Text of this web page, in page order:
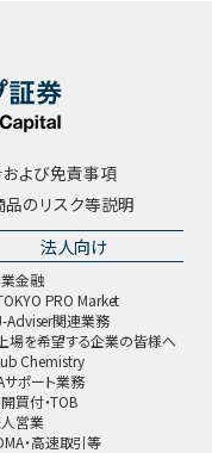
よび免責事項
のリスク等説明
法人向け
金融
PRO Market
Adviser関連業務
上場を希望する企業の皆様へ
Chemistry
サポート業務
買付・TOB
営業
・高速取引等